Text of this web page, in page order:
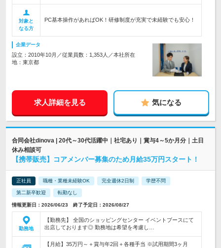
対象と
なる方
PC基本操作があればOK！研修制度が充実で未経験でも安心！
企業データ
設立：2010年10月／従業員数：1,353人／本社所在
地：東京都
求人詳細を見る 気になる
合同会社dinova | 20代～30代活躍中｜社宅あり｜賞与4～5か月分｜土日
休み相談可
【携帯販売】コアメンバー募集のため月給35万円スタート！
正社員 職種・業種未経験OK 完全週休2日制 学歴不問
第二新卒歓迎 転勤なし
情報更新日：2026/06/23 終了予定日：2026/08/27
勤務地
【勤務先】 全国のショッピングセンター イベントブースにて
出店しております◎ 勤務地は希望を考慮し…
【月給】35万円～＋賞与年2回＋各種手当 ※試用期間3ヶ月